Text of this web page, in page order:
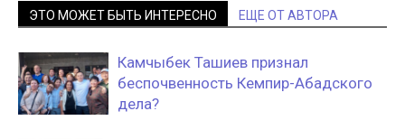
ЭТО МОЖЕТ БЫТЬ ИНТЕРЕСНО ЕЩЕ ОТ АВТОРА
Камчыбек Ташиев признал
беспочвенность Кемпир-Абадского
дела?